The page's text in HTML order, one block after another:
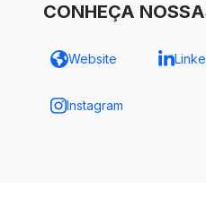
CONHEÇA
Website
Instagram